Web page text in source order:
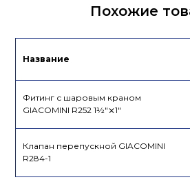
ДекларацияПохожие
Название
Фитинг с шаровым краном
GIACOMINI R252 1½"⨯1"
Клапан перепускной GIACOMINI
R284-1